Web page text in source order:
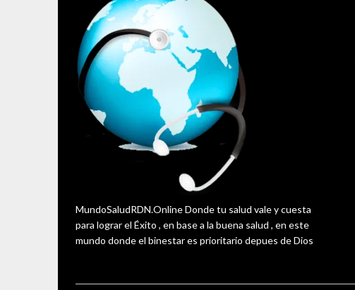
MundoSaludRDN.Online Donde tu salud vale y cuesta
para lograr el Éxito , en base a la buena salud , en este
mundo donde el binestar es prioritario depues de Dios